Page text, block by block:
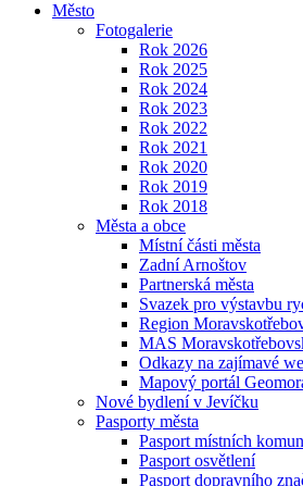
Město
Fotogalerie
Rok 2026
Rok 2025
Rok 2024
Rok 2023
Rok 2022
Rok 2021
Rok 2020
Rok 2019
Rok 2018
Města a obce
Místní části města
Zadní Arnoštov
Partnerská města
Svazek pro výstavbu
Region
MAS
Odkazy na zajímavé
Mapový portál
Nové bydlení v Jevíčku
Pasporty města
Pasport místních
Pasport osvětlení
Pasport dopravního